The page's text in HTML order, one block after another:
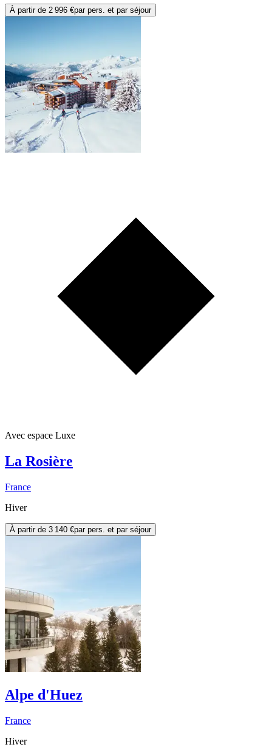
À partir de 2 996 €par pers. et par séjour
Avec espace Luxe
La Rosière
France
Hiver
À partir de 3 140 €par pers. et par séjour
Alpe d'Huez
France
Hiver